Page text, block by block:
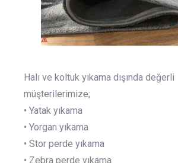
Halı ve koltuk yıkama dışında değerli
müşterilerimize;
• Yatak yıkama
• Yorgan yıkama
• Stor perde yıkama
• Zebra perde yıkama